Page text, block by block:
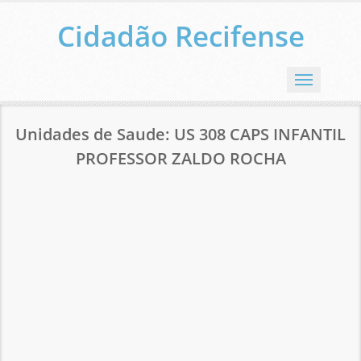
Cidadão Recifense
Menu
Unidades de Saude: US 308 CAPS INFANTIL
PROFESSOR ZALDO ROCHA